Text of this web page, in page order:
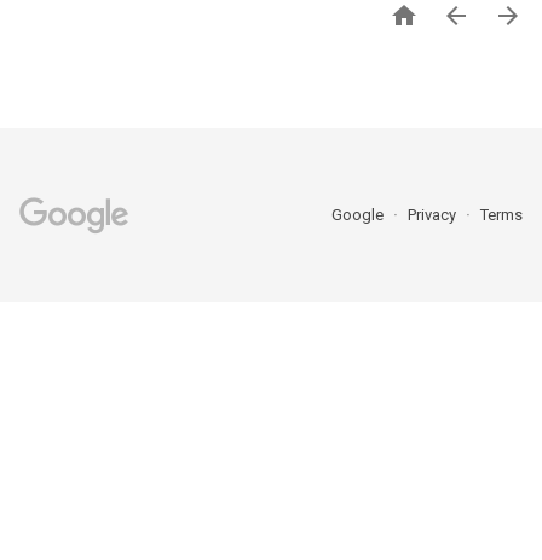
  
Google Privacy Terms